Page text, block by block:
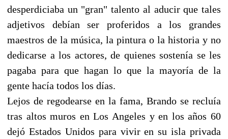
desperdiciaba un "gran" talento al aducir que tales
adjetivos debían ser proferidos a los grandes
maestros de la música, la pintura o la historia y no
dedicarse a los actores, de quienes sostenía se les
pagaba para que hagan lo que la mayoría de la
gente hacía todos los días.
Lejos de regodearse en la fama, Brando se recluía
tras altos muros en Los Angeles y en los años 60
dejó Estados Unidos para vivir en su isla privada